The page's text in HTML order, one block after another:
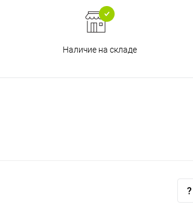
Наличие на складе